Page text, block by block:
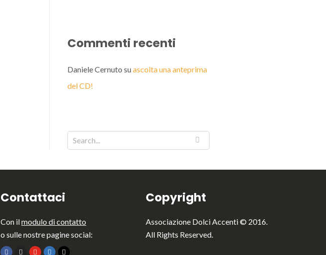
Commenti recenti
Daniele Cernuto suascolta una anteprima
del CD!
Contattaci
Con ilmodulo di contatto
o sulle nostre pagine social:
Copyright
Associazione Dolci Accenti © 2016.
All Rights Reserved.
Italiano